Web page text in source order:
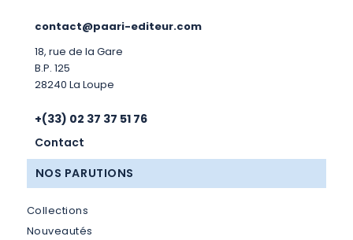
contact@paari-editeur.com
18, rue de la Gare
B.P. 125
28240 La Loupe
+(33) 02 37 37 51 76
Contact
NOS PARUTIONS
Collections
Nouveautés